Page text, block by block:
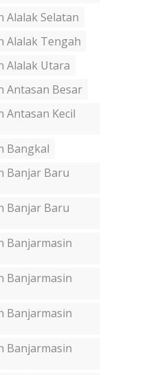
Alalak Selatan
Alalak Tengah
Alalak Utara
Antasan Besar
Antasan Kecil
Bangkal
Banjar Baru
Banjar Baru
Banjarmasin
Banjarmasin
Banjarmasin
Banjarmasin